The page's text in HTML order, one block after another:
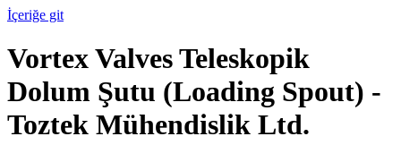
İçeriğe git
Vortex Valves Teleskopik
Dolum Şutu (Loading Spout) -
Toztek Mühendislik Ltd.